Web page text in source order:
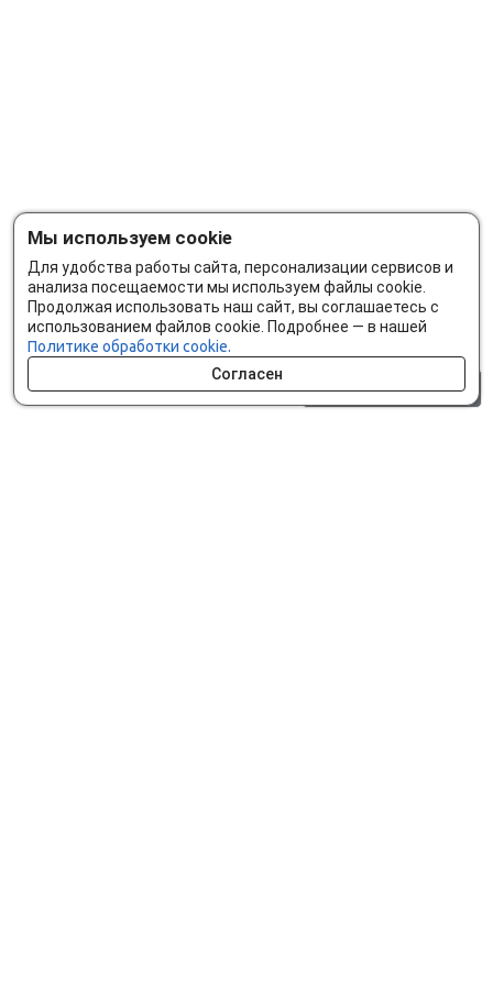
Мы используем cookie
Для удобства работы сайта, персонализации сервисов и
анализа посещаемости мы используем файлы cookie.
Продолжая использовать наш сайт, вы соглашаетесь с
использованием файлов cookie. Подробнее — в нашей
Политике обработки cookie.
Согласен